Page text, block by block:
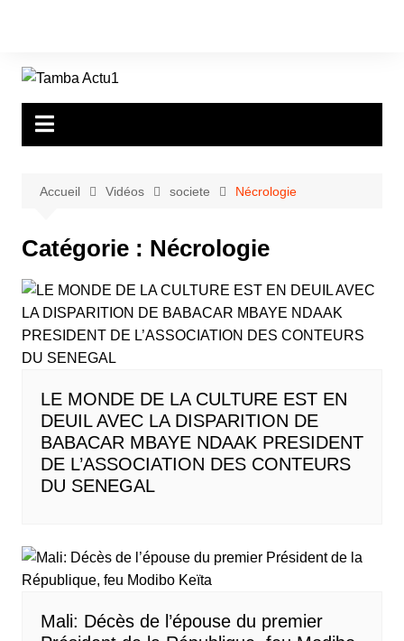
Accueil Vidéos societe Nécrologie
Catégorie : Nécrologie
LE MONDE DE LA CULTURE EST EN
DEUIL AVEC LA DISPARITION DE
BABACAR MBAYE NDAAK PRESIDENT
DE L’ASSOCIATION DES CONTEURS
DU SENEGAL
Mali: Décès de l’épouse du premier